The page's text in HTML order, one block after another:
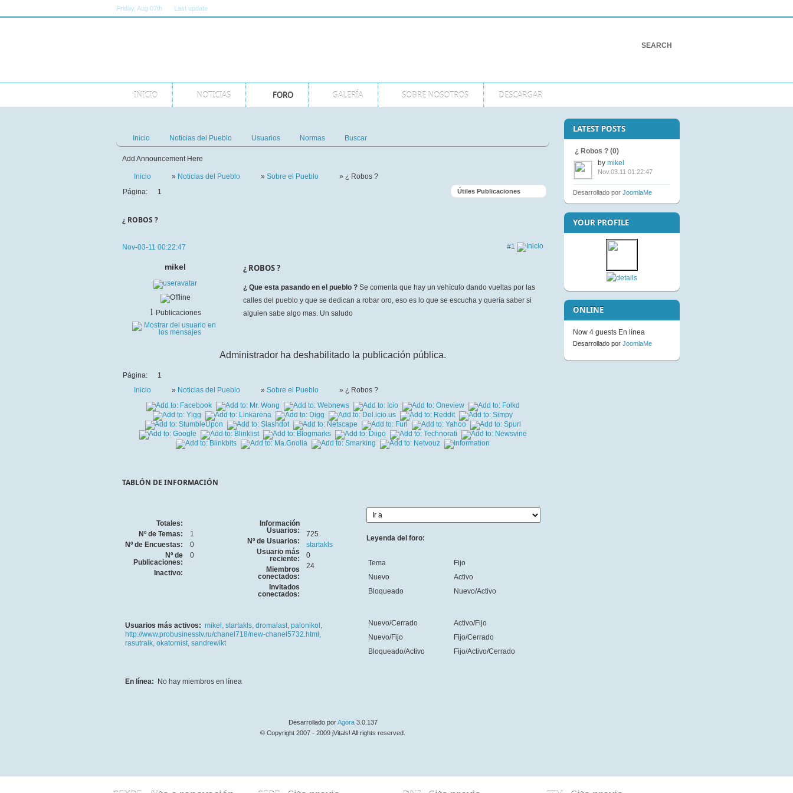
Friday , Aug 07th Last update
INICIO NOTICIAS FORO GALERÍA SOBRE NOSOTROS DESCARGAR
Inicio Noticias del Pueblo Usuarios Normas Buscar
Add Announcement Here
Inicio » Noticias del Pueblo » Sobre el Pueblo
» ¿ Robos ?
Página:
1 Útiles Publicaciones
¿ ROBOS ?
#1
Nov-03-11 00:22:47
¿ ROBOS ?
¿ Que esta pasando en el pueblo ? Se comenta que hay un vehículo dando vueltas por las
calles del pueblo y que se dedican a robar oro, eso es lo que se escucha y quería saber si
alguien sabe algo mas. Un saludo
mikel
1 Publicaciones
Administrador ha deshabilitado la publicación pública.
Página:
1
Inicio
» Noticias del Pueblo » Sobre el Pueblo » ¿ Robos ?
TABLÓN DE INFORMACIÓN
Totales:
Nº de Temas:
1
Nº de Encuestas:
0
Nº de
Publicaciones:
0
Inactivo:
Información
Usuarios:
Nº de Usuarios:
725
Usuario más
reciente:
startakls
Miembros
conectados:
0
Invitados
conectados:
24
Usuarios más activos: mikel, startakls, dromalast, palonikol,
http://www.probusinesstv.ru/chanel718/new-chanel5732.html,
rasutralk, okatornist, sandrewikt
En línea: No hay miembros en línea
Leyenda del foro:
Tema
Nuevo
Bloqueado
Fijo
Activo
Nuevo/Activo
Nuevo/Cerrado
Nuevo/Fijo
Bloqueado/Activo
Activo/Fijo
Fijo/Cerrado
Fijo/Activo/Cerrado
Desarrollado porAgora3.0.137
© Copyright 2007 - 2009 jVitals! All rights reserved.
LATEST POSTS
¿ Robos ? (0)
bymikel
Nov.03.11 01:22:47
Desarrollado porJoomlaMe
YOUR PROFILE
Not Available to Guests
ONLINE
Now 4 guests En línea
Desarrollado porJoomlaMe